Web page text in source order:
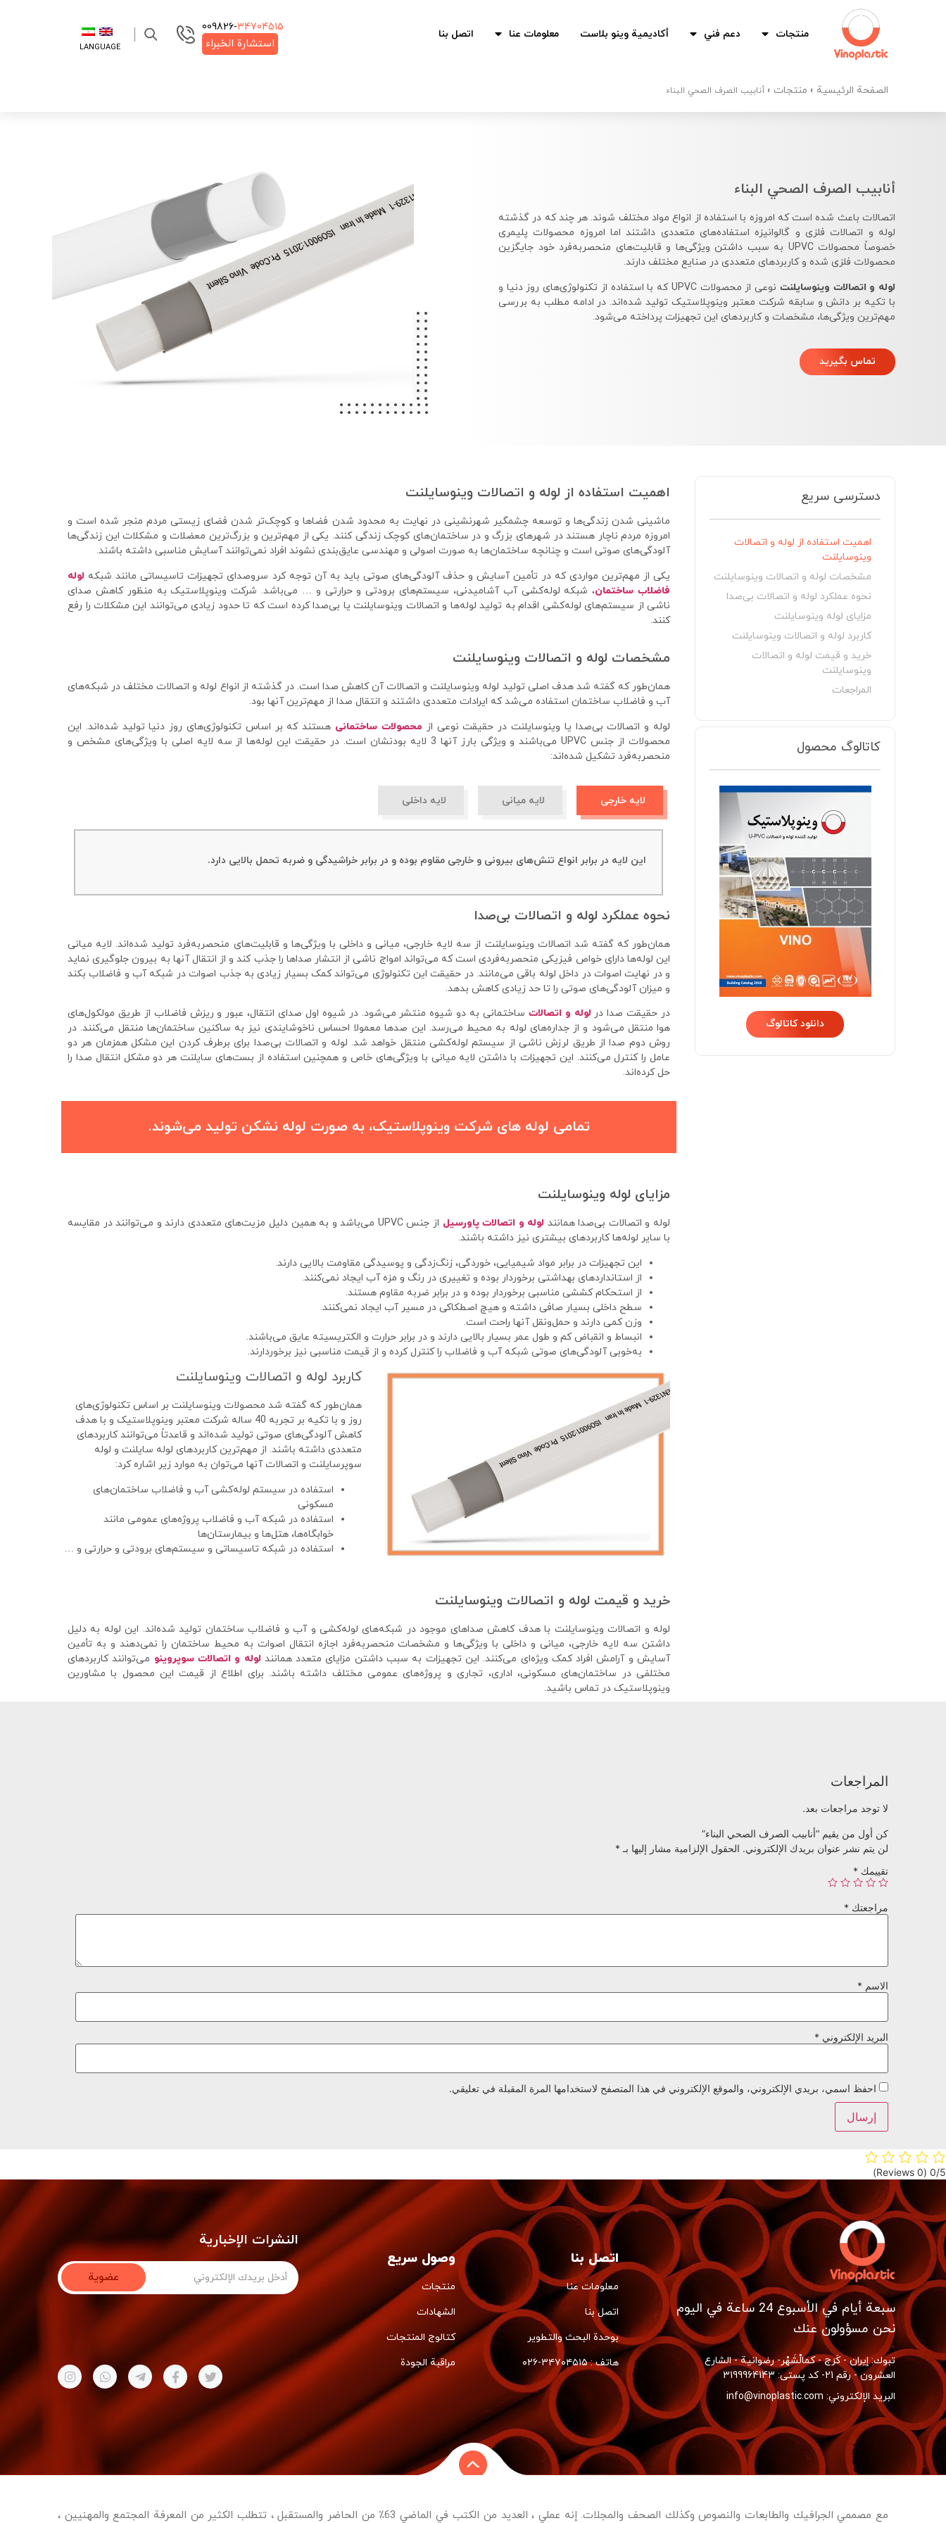
منتجات دعم فني أكاديمية وينو بلاست معلومات عنا اتصل بنا
009826-‌34704515
استشارة الخبراء LANGUAGE
الصفحة الرئيسية » منتجات » أنابيب الصرف الصحي البناء
أنابيب الصرف الصحي البناء
اتصالات باعث شده است که امروزه با استفاده از انواع مواد مختلف شوند. هر چند که در گذشته
لوله و اتصالات فلزی و گالوانیزه استفاده‌های متعددی داشتند اما امروزه محصولات پلیمری
خصوصاً محصولات UPVC به سبب داشتن ویژگی‌ها و قابلیت‌های منحصربه‌فرد خود جایگزین
محصولات فلزی شده و کاربردهای متعددی در صنایع مختلف دارند.
لوله و اتصالات وینوسایلنت
نوعی از محصولات UPVC که با استفاده از تکنولوژی‌های روز دنیا و
با تکیه بر دانش و سابقه شرکت معتبر وینوپلاستیک تولید شده‌اند. در ادامه مطلب به بررسی
مهم‌ترین ویژگی‌ها، مشخصات و کاربردهای این تجهیزات پرداخته می‌شود.
تماس بگیرید
دسترسی سریع
اهمیت استفاده از لوله و اتصالات
وینوسایلنت
مشخصات لوله و اتصالات وینوسایلنت
نحوه عملکرد لوله و اتصالات بی‌صدا
مزایای لوله وینوسایلنت
کاربرد لوله و اتصالات وینوسایلنت​
خرید و قیمت لوله و اتصالات
وینوسایلنت
المراجعات
کاتالوگ محصول
دانلود کاتالوگ
اهمیت استفاده از لوله و اتصالات وینوسایلنت
ماشینی شدن زندگی‌ها و توسعه چشمگیر شهرنشینی در نهایت به محدود شدن فضاها و کوچک‌تر شدن فضای زیستی مردم منجر شده است و
امروزه مردم ناچار هستند در شهرهای بزرگ و در ساختمان‌های کوچک زندگی کنند. یکی از مهم‌ترین و بزرگ‌ترین معضلات و مشکلات این زندگی‌ها
آلودگی‌های صوتی است و چنانچه ساختمان‌ها به صورت اصولی و مهندسی عایق‌بندی نشوند افراد نمی‌توانند آسایش مناسبی داشته باشند.
یکی از مهم‌ترین مواردی که در تأمین آسایش و حذف آلودگی‌های صوتی باید به آن توجه کرد سروصدای تجهیزات تاسیساتی مانند شبکه لوله
فاضلاب ساختمان، شبکه لوله‌کشی آب آشامیدنی، سیستم‌های برودتی و حرارتی و … می‌باشد. شرکت وینوپلاستیک به منظور کاهش صدای
ناشی از سیستم‌های لوله‌کشی اقدام به تولید لوله‌ها و اتصالات وینوسایلنت یا بی‌صدا کرده است که تا حدود زیادی می‌توانند این مشکلات را رفع
کنند.
مشخصات لوله و اتصالات وینوسایلنت
همان‌طور که گفته شد هدف اصلی تولید لوله وینوسایلنت و اتصالات آن کاهش صدا است. در گذشته از انواع لوله و اتصالات مختلف در شبکه‌های
آب و فاضلاب ساختمان استفاده می‌شد که ایرادات متعددی داشتند و انتقال صدا از مهم‌ترین آنها بود.
لوله و اتصالات بی‌صدا یا وینوسایلنت در حقیقت نوعی از محصولات ساختمانی هستند که بر اساس تکنولوژی‌های روز دنیا تولید شده‌اند. این
محصولات از جنس UPVC می‌باشند و ویژگی بارز آنها 3 لایه بودنشان است. در حقیقت این لوله‌ها از سه لایه اصلی با ویژگی‌های مشخص و
منحصربه‌فرد تشکیل شده‌اند:
لایه خارجی لایه میانی لایه داخلی
این لایه در برابر انواع تنش‌های بیرونی و خارجی مقاوم بوده و در برابر خراشیدگی و ضربه تحمل بالایی دارد.
نحوه عملکرد لوله و اتصالات بی‌صدا
همان‌طور که گفته شد اتصالات وینوسایلنت از سه لایه خارجی، میانی و داخلی با ویژگی‌ها و قابلیت‌های منحصربه‌فرد تولید شده‌اند. لایه میانی
این لوله‌ها دارای خواص فیزیکی منحصربه‌فردی است که می‌تواند امواج ناشی از انتشار صداها را جذب کند و از انتقال آنها به بیرون جلوگیری نماید
و در نهایت اصوات در داخل لوله باقی می‌مانند. در حقیقت این تکنولوژی می‌تواند کمک بسیار زیادی به جذب اصوات در شبکه آب و فاضلاب بکند
و میزان آلودگی‌های صوتی را تا حد زیادی کاهش بدهد.
در حقیقت صدا در لوله و اتصالات ساختمانی به دو شیوه منتشر می‌شود. در شیوه اول صدای انتقال، عبور و ریزش فاضلاب از طریق مولکول‌های
هوا منتقل می‌شود و از جداره‌های لوله به محیط می‌رسد. این صدها معمولا احساس ناخوشایندی نیز به ساکنین ساختمان‌ها منتقل می‌کنند. در
روش دوم صدا از طریق لرزش ناشی از سیستم لوله‌کشی منتقل خواهد شد. لوله و اتصالات بی‌صدا برای برطرف کردن این مشکل همزمان هر دو
عامل را کنترل می‌کنند. این تجهیزات با داشتن لایه میانی با ویژگی‌های خاص و همچنین استفاده از بست‌های سایلنت هر دو مشکل انتقال صدا را
حل کرده‌اند.
تمامی لوله های شرکت وینوپلاستیک، به صورت لوله نشکن تولید می‌شوند.
مزایای لوله وینوسایلنت
لوله و اتصالات بی‌صدا همانند لوله و اتصالات پاورسیل
از جنس UPVC می‌باشد و به همین دلیل مزیت‌های متعددی دارند و می‌توانند در مقایسه
با سایر لوله‌ها کاربردهای بیشتری نیز داشته باشند.
این تجهیزات در برابر مواد شیمیایی، خوردگی، زنگ‌زدگی و پوسیدگی مقاومت بالایی دارند.
از استانداردهای بهداشتی برخوردار بوده و تغییری در رنگ و مزه آب ایجاد نمی‌کنند.
از استحکام کششی مناسبی برخوردار بوده و در برابر ضربه مقاوم هستند.
سطح داخلی بسیار صافی داشته و هیچ اصطکاکی در مسیر آب ایجاد نمی‌کنند.
وزن کمی دارند و حمل‌ونقل آنها راحت است.
انبساط و انقباض کم و طول عمر بسیار بالایی دارند و در برابر حرارت و الکتریسیته عایق می‌باشند.
به‌خوبی آلودگی‌های صوتی شبکه آب و فاضلاب را کنترل کرده و از قیمت مناسبی نیز برخوردارند.
کاربرد لوله و اتصالات وینوسایلنت​
همان‌طور که گفته شد محصولات وینوسایلنت بر اساس تکنولوژی‌های
روز و با تکیه بر تجربه 40 ساله شرکت معتبر وینوپلاستیک و با هدف
کاهش آلودگی‌های صوتی تولید شده‌اند و قاعدتاً می‌توانند کاربردهای
متعددی داشته باشند. از مهم‌ترین کاربردهای لوله سایلنت و لوله
سوپرسایلنت و اتصالات آنها می‌توان به موارد زیر اشاره کرد:
استفاده در سیستم لوله‌کشی آب و فاضلاب ساختمان‌های
مسکونی
استفاده در شبکه آب و فاضلاب پروژه‌های عمومی مانند
خوابگاه‌ها، هتل‌ها و بیمارستان‌ها
استفاده در شبکه تاسیساتی و سیستم‌های برودتی و حرارتی و …
خرید و قیمت لوله و اتصالات وینوسایلنت
لوله و اتصالات وینوسایلنت با هدف کاهش صداهای موجود در شبکه‌های لوله‌کشی و آب و فاضلاب ساختمان تولید شده‌اند. این لوله به دلیل
داشتن سه لایه خارجی، میانی و داخلی با ویژگی‌ها و مشخصات منحصربه‌فرد اجازه انتقال اصوات به محیط ساختمان را نمی‌دهند و به تأمین
آسایش و آرامش افراد کمک ویژه‌ای می‌کنند. این تجهیزات به سبب داشتن مزایای متعدد همانند لوله و اتصالات سوپروینو می‌توانند کاربردهای
مختلفی در ساختمان‌های مسکونی، اداری، تجاری و پروژه‌های عمومی مختلف داشته باشند. برای اطلاع از قیمت این محصول با مشاورین
وینوپلاستیک در تماس باشید.
المراجعات
لا توجد مراجعات بعد.
كن أول من يقيم “أنابيب الصرف الصحي البناء”
لن يتم نشر عنوان بريدك الإلكتروني. الحقول الإلزامية مشار إليها بـ *
تقييمك *
مراجعتك *
الاسم *
البريد الإلكتروني *
احفظ اسمي، بريدي الإلكتروني، والموقع الإلكتروني في هذا المتصفح لاستخدامها المرة المقبلة في تعليقي.
0/5
(0 Reviews)
سبعة أيام في الأسبوع 24 ساعة في اليوم
نحن مسؤولون عنك
تبوك: إيران - كَرَج - کمالْشَهْر- رضوانية - الشارع
العشرون - رقم 21- کد پستی: 3199964143
البريد الإلكتروني: info@vinoplastic.com
اتصل بنا
معلومات عنا
اتصل بنا
بوحدة البحث والتطوير
هاتف : ۳۴۷۰۴۵۱۵-۰۲۶
وصول سريع
منتجات
الشهادات
كتالوج المنتجات
مراقبة الجودة
النشرات الإخبارية
عضوية
مع مصممي الجرافيك والطابعات والنصوص وكذلك الصحف والمجلات. إنه عملي ، العديد من الكتب في الماضي 63٪ من الحاضر والمستقبل ، تتطلب الكثير من المعرفة المجتمع والمهنيين ،